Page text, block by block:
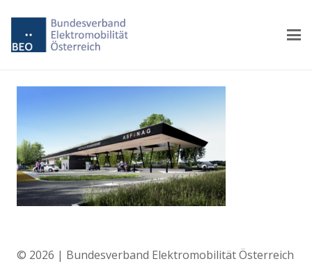
© 2026 | Bundesverband Elektromobilität Österreich